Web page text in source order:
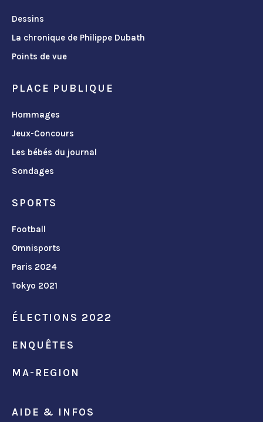
Dessins
La chronique de Philippe Dubath
Points de vue
PLACE PUBLIQUE
Hommages
Jeux-Concours
Les bébés du journal
Sondages
SPORTS
Football
Omnisports
Paris 2024
Tokyo 2021
ÉLECTIONS 2022
ENQUÊTES
MA-REGION
AIDE & INFOS